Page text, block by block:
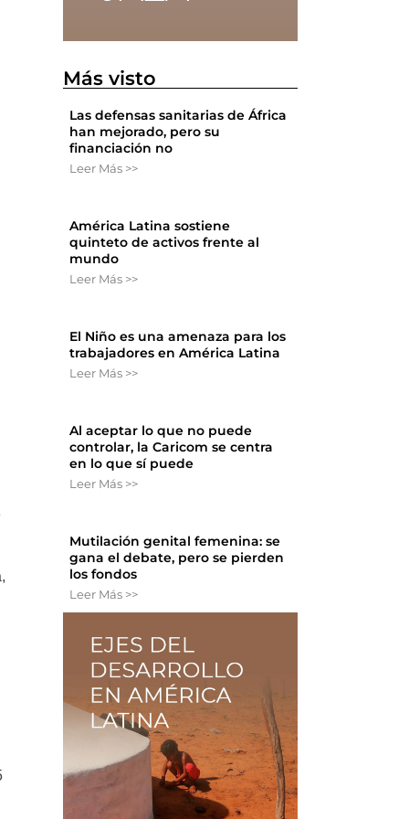
Más visto
Las defensas sanitarias de África
han mejorado, pero su
financiación no
Leer Más >>
América Latina sostiene
quinteto de activos frente al
mundo
Leer Más >>
El Niño es una amenaza para los
trabajadores en América Latina
Leer Más >>
Al aceptar lo que no puede
controlar, la Caricom se centra
en lo que sí puede
Leer Más >>
Mutilación genital femenina: se
gana el debate, pero se pierden
los fondos
Leer Más >>